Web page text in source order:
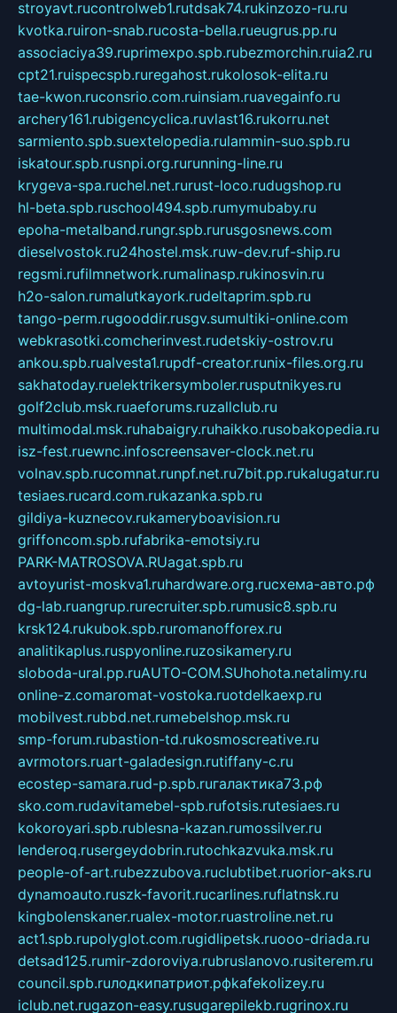
stroyavt.rucontrolweb1.rutdsak74.rukinzozo-ru.ru
kvotka.ruiron-snab.rucosta-bella.rueugrus.pp.ru
associaciya39.ruprimexpo.spb.rubezmorchin.ruia2.ru
cpt21.ruispecspb.ruregahost.rukolosok-elita.ru
tae-kwon.ruconsrio.com.ruinsiam.ruavegainfo.ru
archery161.rubigencyclica.ruvlast16.rukorru.net
sarmiento.spb.suextelopedia.rulammin-suo.spb.ru
iskatour.spb.rusnpi.org.rurunning-line.ru
krygeva-spa.ruchel.net.rurust-loco.rudugshop.ru
hl-beta.spb.ruschool494.spb.rumymubaby.ru
epoha-metalband.rungr.spb.rurusgosnews.com
dieselvostok.ru24hostel.msk.ruw-dev.ruf-ship.ru
regsmi.rufilmnetwork.rumalinasp.rukinosvin.ru
h2o-salon.rumalutkayork.rudeltaprim.spb.ru
tango-perm.rugooddir.rusgv.sumultiki-online.com
webkrasotki.comcherinvest.rudetskiy-ostrov.ru
ankou.spb.rualvesta1.rupdf-creator.runix-files.org.ru
sakhatoday.ruelektrikersymboler.rusputnikyes.ru
golf2club.msk.ruaeforums.ruzallclub.ru
multimodal.msk.ruhabaigry.ruhaikko.rusobakopedia.ru
isz-fest.ruewnc.infoscreensaver-clock.net.ru
volnav.spb.rucomnat.runpf.net.ru7bit.pp.rukalugatur.ru
tesiaes.rucard.com.rukazanka.spb.ru
gildiya-kuznecov.rukameryboavision.ru
griffoncom.spb.rufabrika-emotsiy.ru
PARK-MATROSOVA.RUagat.spb.ru
avtoyurist-moskva1.ruhardware.org.ruсхема-авто.рф
dg-lab.ruangrup.rurecruiter.spb.rumusic8.spb.ru
krsk124.rukubok.spb.ruromanofforex.ru
analitikaplus.ruspyonline.ruzosikamery.ru
sloboda-ural.pp.ruAUTO-COM.SUhohota.netalimy.ru
online-z.comaromat-vostoka.ruotdelkaexp.ru
mobilvest.rubbd.net.rumebelshop.msk.ru
smp-forum.rubastion-td.rukosmoscreative.ru
avrmotors.ruart-galadesign.rutiffany-c.ru
ecostep-samara.rud-p.spb.ruгалактика73.рф
sko.com.rudavitamebel-spb.rufotsis.rutesiaes.ru
kokoroyari.spb.rublesna-kazan.rumossilver.ru
lenderoq.rusergeydobrin.rutochkazvuka.msk.ru
people-of-art.rubezzubova.ruclubtibet.ruorior-aks.ru
dynamoauto.ruszk-favorit.rucarlines.ruflatnsk.ru
kingbolenskaner.rualex-motor.ruastroline.net.ru
act1.spb.rupolyglot.com.rugidlipetsk.ruooo-driada.ru
detsad125.rumir-zdoroviya.rubruslanovo.rusiterem.ru
council.spb.ruлодкипатриот.рфkafekolizey.ru
iclub.net.rugazon-easy.rusugarepilekb.rugrinox.ru